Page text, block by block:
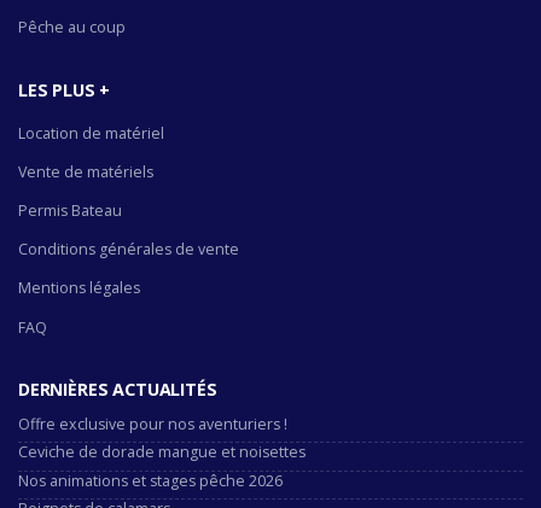
Pêche au coup
LES PLUS +
Location de matériel
Vente de matériels
Permis Bateau
Conditions générales de vente
Mentions légales
FAQ
DERNIÈRES ACTUALITÉS
Offre exclusive pour nos aventuriers !
Ceviche de dorade mangue et noisettes
Nos animations et stages pêche 2026